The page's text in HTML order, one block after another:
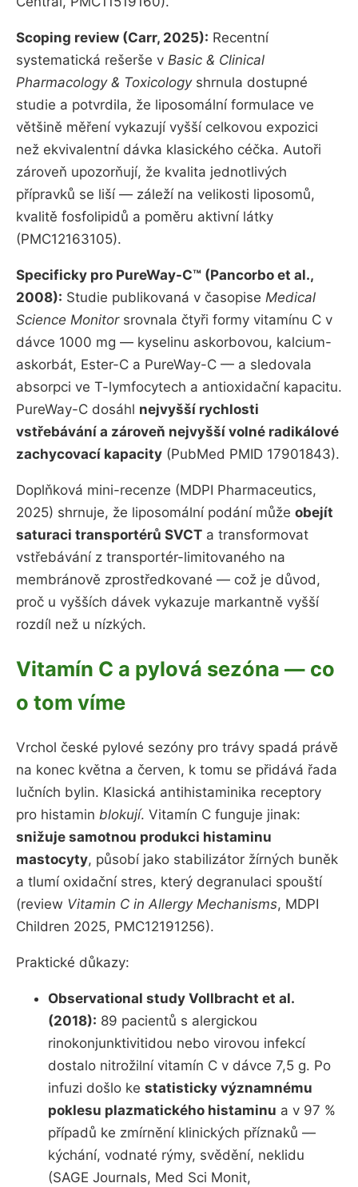
Scoping review (Carr, 2025): Recentní
systematická rešerše v Basic & Clinical
Pharmacology & Toxicologyshrnula dostupné
studie a potvrdila, že liposomální formulace ve
většině měření vykazují vyšší celkovou expozici
než ekvivalentní dávka klasického céčka. Autoři
zároveň upozorňují, že kvalita jednotlivých
přípravků se liší — záleží na velikosti liposomů,
kvalitě fosfolipidů a poměru aktivní látky
(PMC12163105).
Specificky pro PureWay-C™ (Pancorbo et al.,
2008): Studie publikovaná v časopise Medical
Science Monitorsrovnala čtyři formy vitamínu C v
dávce 1000 mg — kyselinu askorbovou, kalcium-
askorbát, Ester-C a PureWay-C — a sledovala
absorpci ve T-lymfocytech a antioxidační kapacitu.
PureWay-C dosáhl nejvyšší rychlosti
vstřebávání a zároveň nejvyšší volné radikálové
zachycovací kapacity (PubMed PMID 17901843).
Doplňková mini-recenze (MDPI Pharmaceutics,
2025) shrnuje, že liposomální podání může obejít
saturaci transportérů SVCT a transformovat
vstřebávání z transportér-limitovaného na
membránově zprostředkované — což je důvod,
proč u vyšších dávek vykazuje markantně vyšší
rozdíl než u nízkých.
Vitamín C a pylová sezóna — co
o tom víme
Vrchol české pylové sezóny pro trávy spadá právě
na konec května a červen, k tomu se přidává řada
lučních bylin. Klasická antihistaminika receptory
pro histamin blokují. Vitamín C funguje jinak:
snižuje samotnou produkci histaminu
mastocyty, působí jako stabilizátor žírných buněk
a tlumí oxidační stres, který degranulaci spouští
(review Vitamin C in Allergy Mechanisms, MDPI
Children 2025, PMC12191256).
Praktické důkazy:
Observational study Vollbracht et al.
(2018): 89 pacientů s alergickou
rinokonjunktivitidou nebo virovou infekcí
dostalo nitrožilní vitamín C v dávce 7,5 g. Po
infuzi došlo ke statisticky významnému
poklesu plazmatického histaminu a v 97 %
případů ke zmírnění klinických příznaků —
kýchání, vodnaté rýmy, svědění, neklidu
(SAGE Journals, Med Sci Monit,